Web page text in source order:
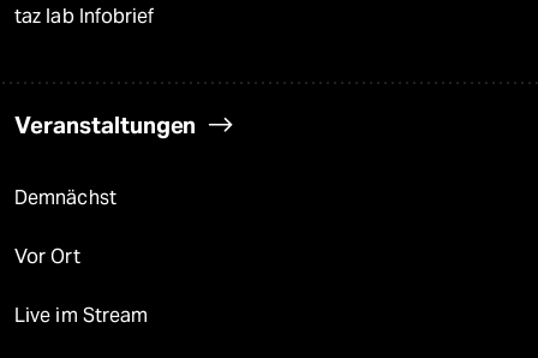
taz lab Infobrief
Veranstaltungen
Demnächst
Vor Ort
Live im Stream